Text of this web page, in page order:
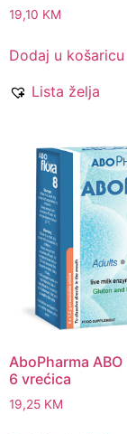
19,10 KM
Dodaj u košaricu
Lista želja
AboPharma ABO
6 vrećica
19,25 KM